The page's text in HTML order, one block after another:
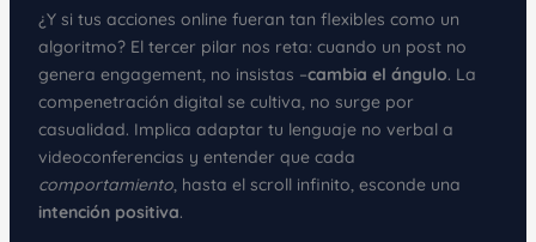
¿Y si tus acciones online fueran tan flexibles como un
algoritmo? El tercer pilar nos reta: cuando un post no
genera engagement, no insistas –cambia el ángulo. La
compenetración digital se cultiva, no surge por
casualidad. Implica adaptar tu lenguaje no verbal a
videoconferencias y entender que cada
comportamiento, hasta el scroll infinito, esconde una
intención positiva.